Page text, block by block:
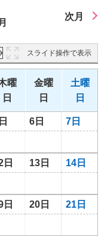
月
次月
スライド操作で表示
曜
日
金曜
日
土曜
日
6日 7日
日 13日 14日
日 20日 21日